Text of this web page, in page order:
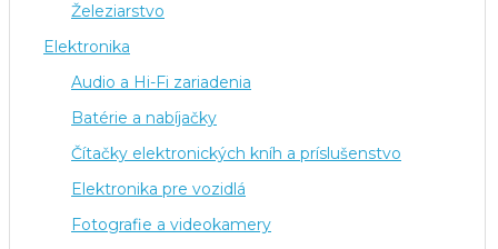
Železiarstvo
Elektronika
Audio a Hi-Fi zariadenia
Batérie a nabíjačky
Čítačky elektronických kníh a príslušenstvo
Elektronika pre vozidlá
Fotografie a videokamery